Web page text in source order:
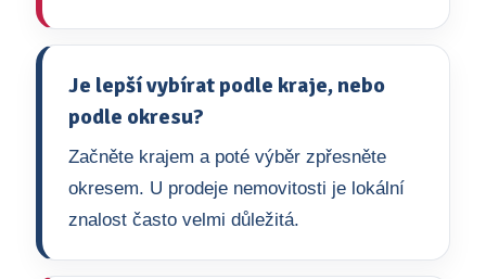
Je lepší vybírat podle kraje, nebo
podle okresu?
Začněte krajem a poté výběr zpřesněte
okresem. U prodeje nemovitosti je lokální
znalost často velmi důležitá.